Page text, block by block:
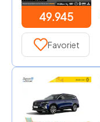
49.945
Favoriet